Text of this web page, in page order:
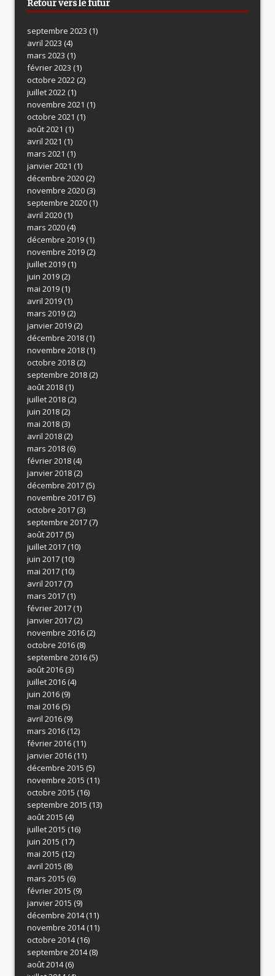
Retour vers le futur
septembre 2023 (1)
avril 2023 (4)
mars 2023 (1)
février 2023 (1)
octobre 2022(2)
juillet 2022(1)
novembre 2021 (1)
octobre 2021 (1)
août 2021 (1)
avril 2021 (1)
mars 2021 (1)
janvier 2021 (1)
décembre 2020(2)
novembre 2020(3)
septembre 2020(1)
avril 2020(1)
mars 2020(4)
décembre 2019(1)
novembre 2019(2)
juillet 2019(1)
juin 2019(2)
mai 2019(1)
avril 2019(1)
mars 2019(2)
janvier 2019(2)
décembre 2018(1)
novembre 2018(1)
octobre 2018(2)
septembre 2018(2)
août 2018(1)
juillet 2018(2)
juin 2018(2)
mai 2018(3)
avril 2018(2)
mars 2018(6)
février 2018(4)
janvier 2018(2)
décembre 2017(5)
novembre 2017(5)
octobre 2017(3)
septembre 2017(7)
août 2017(5)
juillet 2017(10)
juin 2017(10)
mai 2017(10)
avril 2017(7)
mars 2017(1)
février 2017(1)
janvier 2017(2)
novembre 2016(2)
octobre 2016(8)
septembre 2016(5)
août 2016(3)
juillet 2016(4)
juin 2016(9)
mai 2016(5)
avril 2016(9)
mars 2016(12)
février 2016(11)
janvier 2016(11)
décembre 2015 (5)
novembre 2015 (11)
octobre 2015 (16)
septembre 2015 (13)
août 2015 (4)
juillet 2015 (16)
juin 2015 (17)
mai 2015 (12)
avril 2015 (8)
mars 2015 (6)
février 2015 (9)
janvier 2015 (9)
décembre 2014(11)
novembre 2014(11)
octobre 2014(16)
septembre 2014(8)
août 2014(6)